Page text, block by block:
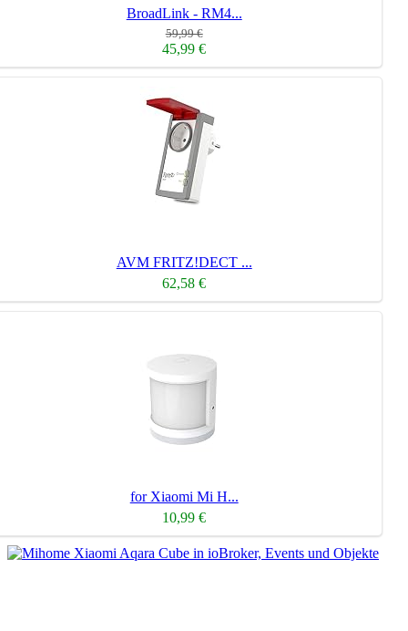
BroadLink - RM4...
59,99 €
45,99 €
AVM FRITZ!DECT ...
62,58 €
for Xiaomi Mi H...
10,99 €